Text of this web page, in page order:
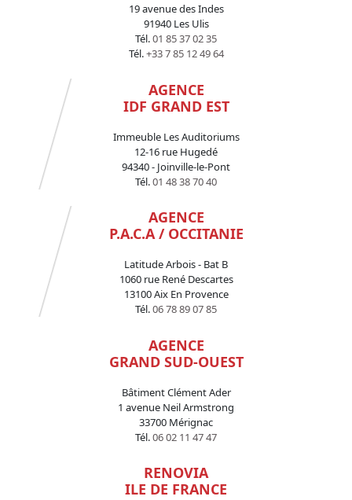
19 avenue des Indes
91940 Les Ulis
Tél.01 85 37 02 35
Tél.+33 7 85 12 49 64
AGENCE
IDF GRAND EST
Immeuble Les Auditoriums
12-16 rue Hugedé
94340 - Joinville-le-Pont
Tél.01 48 38 70 40
AGENCE
P.A.C.A / OCCITANIE
Latitude Arbois - Bat B
1060 rue René Descartes
13100 Aix En Provence
Tél.06 78 89 07 85
AGENCE
GRAND SUD-OUEST
Bâtiment Clément Ader
1 avenue Neil Armstrong
33700 Mérignac
Tél.06 02 11 47 47
RENOVIA
ILE DE FRANCE